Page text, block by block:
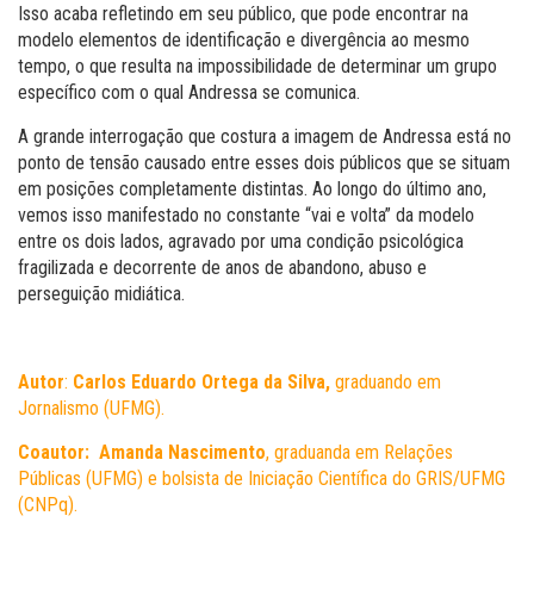
Isso acaba refletindo em seu público, que pode encontrar na
modelo elementos de identificação e divergência ao mesmo
tempo, o que resulta na impossibilidade de determinar um grupo
específico com o qual Andressa se comunica.
A grande interrogação que costura a imagem de Andressa está no
ponto de tensão causado entre esses dois públicos que se situam
em posições completamente distintas. Ao longo do último ano,
vemos isso manifestado no constante “vai e volta” da modelo
entre os dois lados, agravado por uma condição psicológica
fragilizada e decorrente de anos de abandono, abuso e
perseguição midiática.
Autor: Carlos Eduardo Ortega da Silva, graduando em
Jornalismo (UFMG).
Coautor: Amanda Nascimento, graduanda em Relações
Públicas (UFMG) e bolsista de Iniciação Científica do GRIS/UFMG
(CNPq).